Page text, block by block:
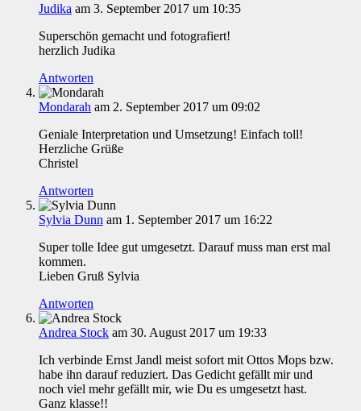
Judika am 3. September 2017 um 10:35
Superschön gemacht und fotografiert!
herzlich Judika
Antworten
Mondarah am 2. September 2017 um 09:02
Geniale Interpretation und Umsetzung! Einfach toll!
Herzliche Grüße
Christel
Antworten
Sylvia Dunn am 1. September 2017 um 16:22
Super tolle Idee gut umgesetzt. Darauf muss man erst mal
kommen.
Lieben Gruß Sylvia
Antworten
Andrea Stock am 30. August 2017 um 19:33
Ich verbinde Ernst Jandl meist sofort mit Ottos Mops bzw.
habe ihn darauf reduziert. Das Gedicht gefällt mir und
noch viel mehr gefällt mir, wie Du es umgesetzt hast.
Ganz klasse!!